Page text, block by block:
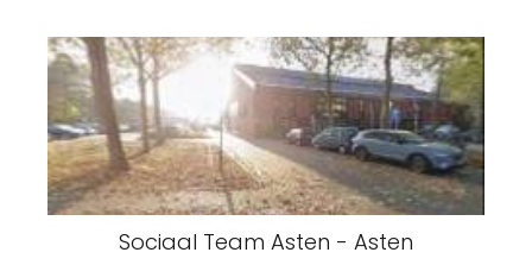
Sociaal Team Asten - Asten